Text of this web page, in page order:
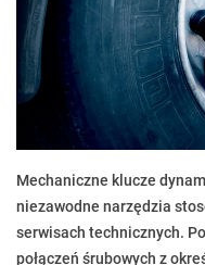
Mechaniczne klucze
niezawodne narzędzia
serwisach technicznych.
połączeń śrubowych z